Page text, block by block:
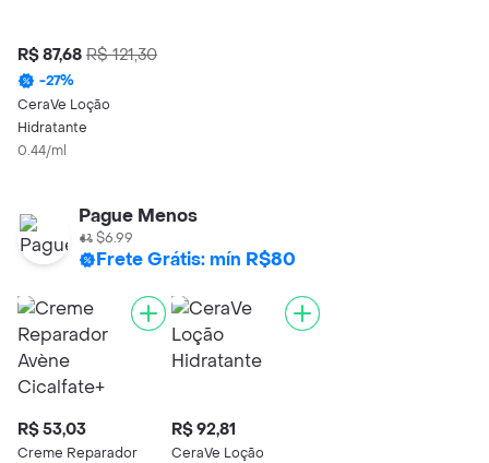
R$ 87,68 R$ 121,30
-27%
CeraVe Loção
Hidratante
0.44/ml
Pague Menos
$6.99
Frete Grátis: mín R$80
R$ 53,03
Creme Reparador
R$ 92,81
CeraVe Loção